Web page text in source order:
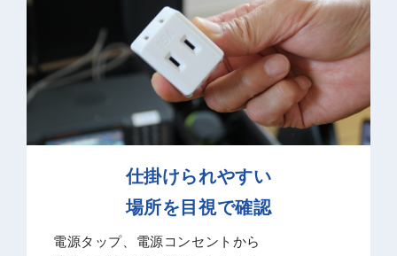
仕掛けられやすい
場所を目視で確認
電源タップ、電源コンセントから